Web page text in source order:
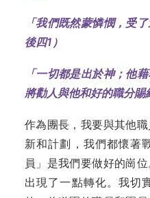
「我們既然蒙憐憫，受
後四1）
「一切都是出於神；他
將勸人與他和好的職分賜
作為團長，我要與其他
新和計劃，我們都懷著
員」是我們要做好的崗
出現了一點轉化。我切